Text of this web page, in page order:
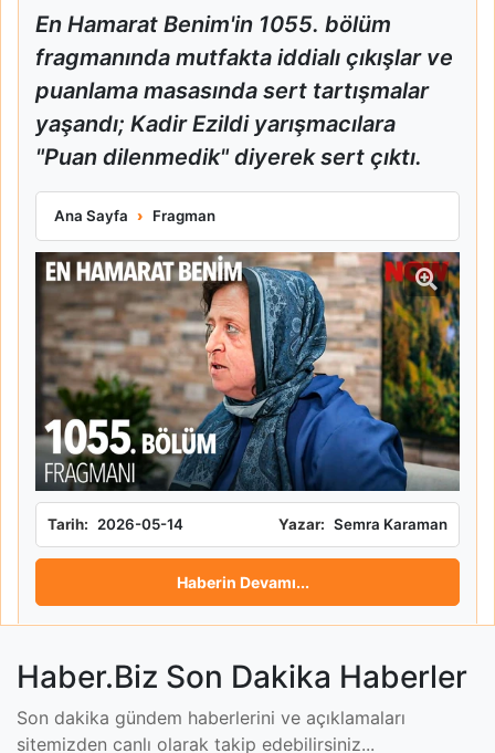
En Hamarat Benim'in 1055. bölüm
fragmanında mutfakta iddialı çıkışlar ve
puanlama masasında sert tartışmalar
yaşandı; Kadir Ezildi yarışmacılara
"Puan dilenmedik" diyerek sert çıktı.
Ana Sayfa Fragman
En Hamarat Benim 1055. Bölüm Fragmanı Yayınlandı
Tarih: 2026-05-14 Yazar: Semra Karaman
Haberin Devamı...
Beyazla Joker 20. Bölüm
Fragmanı Kahkaha Dolu